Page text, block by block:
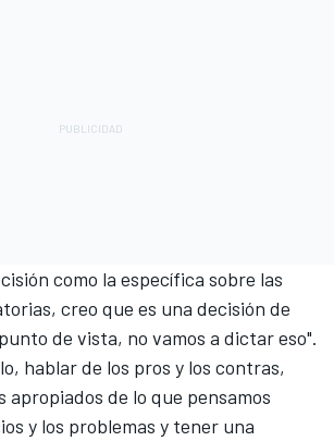
como la específica sobre las
creo que es una decisión de
de vista, no vamos a dictar eso".
hablar de los pros y los contras,
apropiados de lo que pensamos
y los problemas y tener una